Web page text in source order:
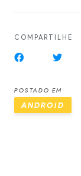
POSTADO EM
ANDROID
COMPARTILHE